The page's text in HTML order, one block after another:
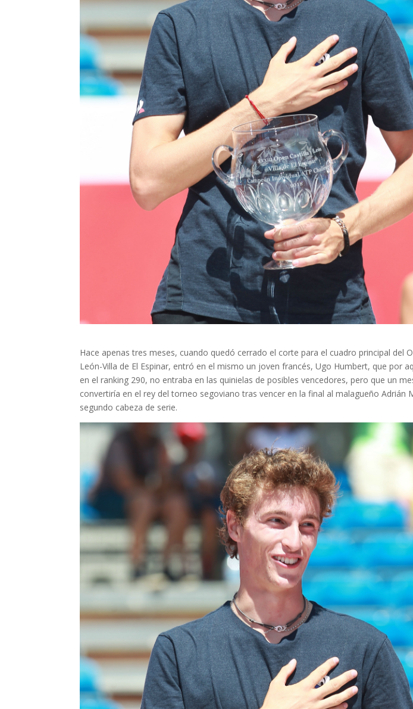
Hace apenas tres meses, cuando quedó cerrado el corte para el cuadro principal del
León-Villa de El Espinar, entró en el mismo un joven francés, Ugo Humbert, que por
en el ranking 290, no entraba en las quinielas de posibles vencedores, pero que un
convertiría en el rey del torneo segoviano tras vencer en la final al malagueño Adrián
segundo cabeza de serie.